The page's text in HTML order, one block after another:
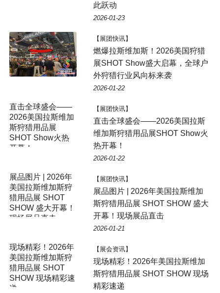
此跃动
2026-01-23
【展团快讯】
燃爆拉斯维加斯！2026美国狩猎
展SHOT Show盛大启幕，全球户
外狩猎行业风向标来袭
2026-01-22
【展团快讯】
直击全球盛会——2026美国拉斯
维加斯狩猎用品展SHOT Show火
热开幕！
2026-01-22
展品图片 | 2026年
美国拉斯维加斯狩
猎用品展 SHOT
SHOW 盛大开幕！
现场展品直击
【展团快讯】
展品图片 | 2026年美国拉斯维加
斯狩猎用品展 SHOT SHOW 盛大
开幕！现场展品直击
2026-01-21
现场精彩！2026年
美国拉斯维加斯狩
猎用品展 SHOT
SHOW 现场精彩速
递
【展会资讯】
现场精彩！2026年美国拉斯维加
斯狩猎用品展 SHOT SHOW 现场
精彩速递